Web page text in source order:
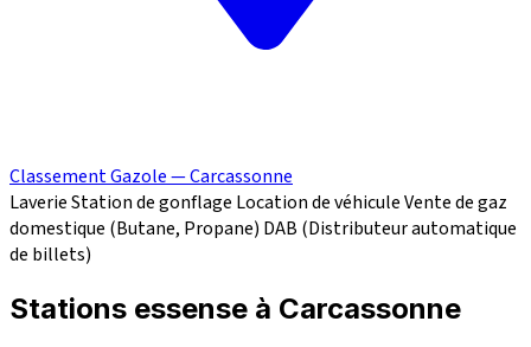
Classement Gazole — Carcassonne
LaverieStation de gonflage Location de véhiculeVente de gaz
domestique (Butane, Propane) DAB (Distributeur automatique
de billets)
Stations essense à Carcassonne